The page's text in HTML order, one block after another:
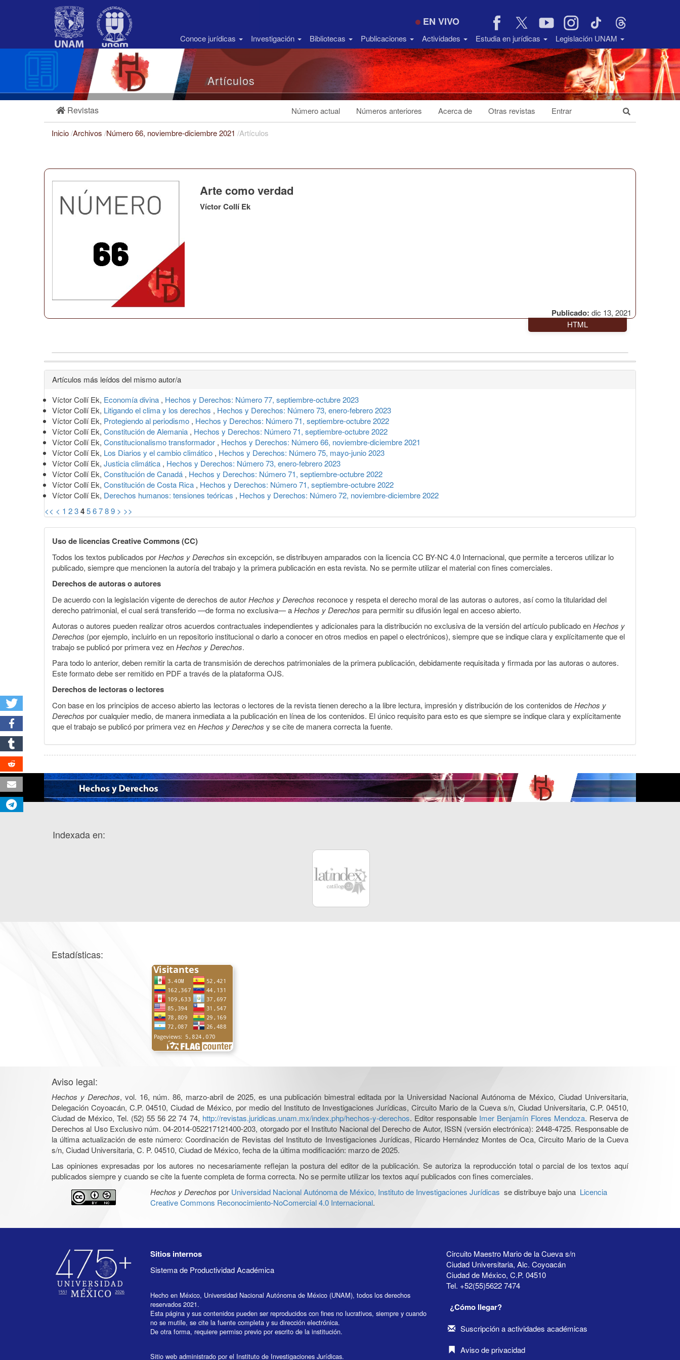
Barra
EN VIVO
Conoce jurídicas Investigación Bibliotecas Publicaciones Actividades Estudia en jurídicas Legislación UNAM
Artículos
Revistas Número actual Números anteriores Acerca de Otras revistas Entrar
Inicio/Archivos /Número 66, noviembre-diciembre 2021 /Artículos
Publicado: dic 13, 2021
Arte como verdad
Víctor Collí Ek
HTML
Detalles
del
artículo
Artículos más leídos del mismo autor/a
Víctor Collí Ek, Economía divina , Hechos y Derechos: Número 77, septiembre-octubre 2023
Víctor Collí Ek, Litigando el clima y los derechos , Hechos y Derechos: Número 73, enero-febrero 2023
Víctor Collí Ek, Protegiendo al periodismo , Hechos y Derechos: Número 71, septiembre-octubre 2022
Víctor Collí Ek, Constitución de Alemania , Hechos y Derechos: Número 71, septiembre-octubre 2022
Víctor Collí Ek, Constitucionalismo transformador , Hechos y Derechos: Número 66, noviembre-diciembre 2021
Víctor Collí Ek, Los Diarios y el cambio climático , Hechos y Derechos: Número 75, mayo-junio 2023
Víctor Collí Ek, Justicia climática , Hechos y Derechos: Número 73, enero-febrero 2023
Víctor Collí Ek, Constitución de Canadá , Hechos y Derechos: Número 71, septiembre-octubre 2022
Víctor Collí Ek, Constitución de Costa Rica , Hechos y Derechos: Número 71, septiembre-octubre 2022
Víctor Collí Ek, Derechos humanos: tensiones teóricas , Hechos y Derechos: Número 72, noviembre-diciembre 2022
<< < 1 23456789 > >>
Uso de licencias Creative Commons (CC)
Todos los textos publicados porHechos y Derechos sin excepción, se distribuyen amparados con la licencia CC BY-NC 4.0 Internacional, que permite a terceros utilizar lo
publicado, siempre que mencionen la autoría del trabajo y la primera publicación en esta revista. No se permite utilizar el material con fines comerciales.
Derechos de autoras o autores
De acuerdo con la legislación vigente de derechos de autorHechos y Derechos reconoce y respeta el derecho moral de las autoras o autores, así como la titularidad del
derecho patrimonial, el cual será transferido —de forma no exclusiva— aHechos y Derechos para permitir su difusión legal en acceso abierto.
Autoras o autores pueden realizar otros acuerdos contractuales independientes y adicionales para la distribución no exclusiva de la versión del artículo publicado enHechos y
Derechos (por ejemplo, incluirlo en un repositorio institucional o darlo a conocer en otros medios en papel o electrónicos), siempre que se indique clara y explícitamente que el
trabajo se publicó por primera vez enHechos y Derechos.
Para todo lo anterior, deben remitir la carta de transmisión de derechos patrimoniales de la primera publicación, debidamente requisitada y firmada por las autoras o autores.
Este formato debe ser remitido en PDF a través de la plataforma OJS.
Derechos de lectoras o lectores
Con base en los principios de acceso abierto las lectoras o lectores de la revista tienen derecho a la libre lectura, impresión y distribución de los contenidos deHechos y
Derechos por cualquier medio, de manera inmediata a la publicación en línea de los contenidos. El único requisito para esto es que siempre se indique clara y explícitamente
que el trabajo se publicó por primera vez enHechos y Derechos y se cite de manera correcta la fuente.
Indexada en:
Estadísticas:
Aviso legal:
Hechos y Derechos, vol. 16, núm. 86, marzo-abril de 2025, es una publicación bimestral editada por la Universidad Nacional Autónoma de México, Ciudad Universitaria,
Delegación Coyoacán, C.P. 04510, Ciudad de México, por medio del Instituto de Investigaciones Jurídicas, Circuito Mario de la Cueva s/n, Ciudad Universitaria, C.P. 04510,
Ciudad de México, Tel. (52) 55 56 22 74 74, http://revistas.juridicas.unam.mx/index.php/hechos-y-derechos. Editor responsable Imer Benjamín Flores Mendoza. Reserva de
Derechos al Uso Exclusivo núm. 04-2014-052217121400-203, otorgado por el Instituto Nacional del Derecho de Autor, ISSN (versión electrónica): 2448-4725. Responsable de
la última actualización de este número: Coordinación de Revistas del Instituto de Investigaciones Jurídicas, Ricardo Hernández Montes de Oca, Circuito Mario de la Cueva
s/n, Ciudad Universitaria, C. P. 04510, Ciudad de México, fecha de la última modificación: marzo de 2025.
Las opiniones expresadas por los autores no necesariamente reflejan la postura del editor de la publicación. Se autoriza la reproducción total o parcial de los textos aquí
publicados siempre y cuando se cite la fuente completa de forma correcta. No se permite utilizar los textos aquí publicados con fines comerciales.
Hechos y Derechos por Universidad Nacional Autónoma de México, Instituto de Investigaciones Jurídicas se distribuye bajo una Licencia
Creative Commons Reconocimiento-NoComercial 4.0 Internacional.
Sitios internos
Sistema de Productividad Académica
Hecho en México, Universidad Nacional Autónoma de México (UNAM), todos los derechos
reservados 2021.
Esta página y sus contenidos pueden ser reproducidos con fines no lucrativos, siempre y cuando
no se mutile, se cite la fuente completa y su dirección electrónica.
De otra forma, requiere permiso previo por escrito de la institución.
Sitio web administrado por el Instituto de Investigaciones Jurídicas.
Circuito Maestro Mario de la Cueva s/n
Ciudad Universitaria, Alc. Coyoacán
Ciudad de México, C.P. 04510
Tel. +52(55)5622 7474
¿Cómo llegar?
Suscripción a actividades académicas
Aviso de privacidad